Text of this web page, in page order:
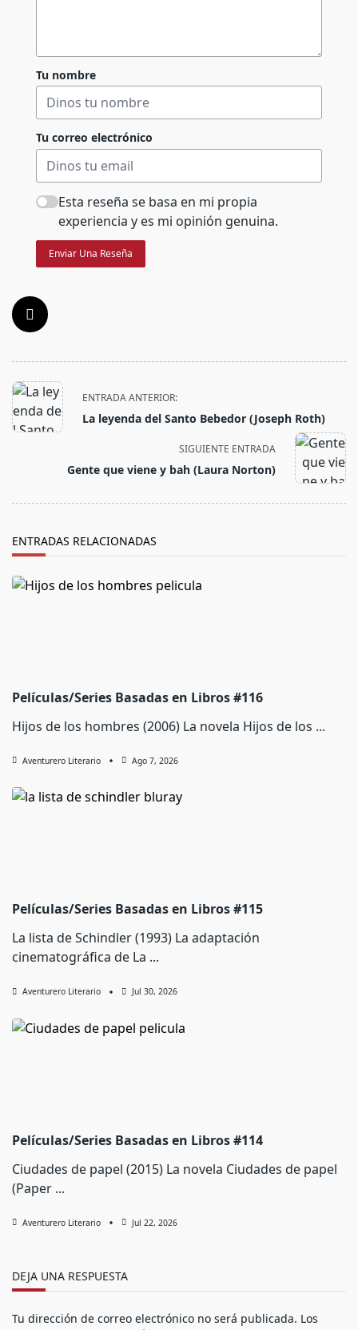
Tu nombre
Tu correo electrónico
Esta reseña se basa en mi propia
experiencia y es mi opinión genuina.
Enviar Una Reseña
<span
class="nav-
subtitle
ENTRADA ANTERIOR:
La leyenda del Santo Bebedor (Joseph Roth)
SIGUIENTE ENTRADA
Gente que viene y bah (Laura Norton)
ENTRADAS RELACIONADAS
Películas/Series Basadas en Libros #116
Hijos de los hombres (2006) La novela Hijos de los ...
Aventurero Literario Ago 7, 2026
Películas/Series Basadas en Libros #115
La lista de Schindler (1993) La adaptación
cinematográfica de La ...
Aventurero Literario Jul 30, 2026
Películas/Series Basadas en Libros #114
Ciudades de papel (2015) La novela Ciudades de papel
(Paper ...
Aventurero Literario Jul 22, 2026
DEJA UNA RESPUESTA
Tu dirección de correo electrónico no será publicada. Los